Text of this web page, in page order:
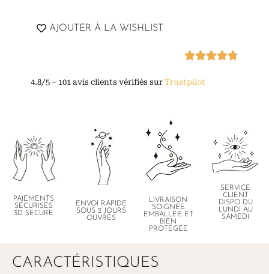
AJOUTER À LA WISHLIST
4.8/5 – 101 avis clients vérifiés surTrustpilot
PAIEMENTS
SÉCURISÉS
3D SECURE
ENVOI RAPIDE
SOUS 2 JOURS
OUVRÉS
LIVRAISON
SOIGNÉE
EMBALLÉE ET
BIEN
PROTÉGÉE
SERVICE
CLIENT
DISPO DU
LUNDI AU
SAMEDI
CARACTÉRISTIQUES